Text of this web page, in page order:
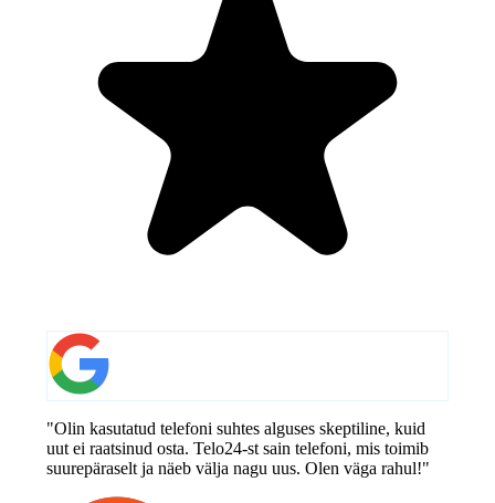
"Olin kasutatud telefoni suhtes alguses skeptiline, kuid
uut ei raatsinud osta. Telo24-st sain telefoni, mis toimib
suurepäraselt ja näeb välja nagu uus. Olen väga rahul!"